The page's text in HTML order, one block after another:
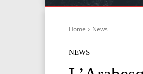
Home News
NEWS